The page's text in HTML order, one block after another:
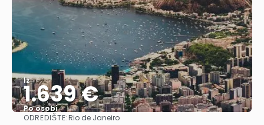
Iz
1.639 €
Po osobi
ODREDIŠTE:Rio de Janeiro